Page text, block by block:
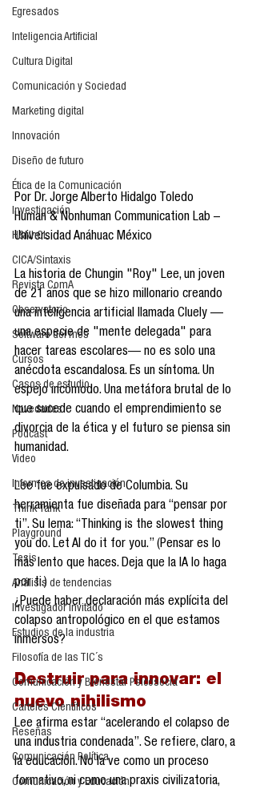
Egresados
Inteligencia Artificial
Cultura Digital
Comunicación y Sociedad
Marketing digital
Innovación
Diseño de futuro
Ética de la Comunicación
Investigación
H&NhCL
CICA/Sintaxis
Revista ComA
Observatorio
Software del mes
Cursos
Casos de estudio
Novedades
Podcast
Video
Informes de investigación
Think Tank
Playground
Tesis
Análisis de tendencias
Investigador Invitado
Estudios de la industria
Filosofía de las TIC´s
Comunicación y Bienestar Psicosocia
Carteles Científicos
Reseñas
Comunicación Política
Comunicación y Educación
Por Dr. Jorge Alberto Hidalgo Toledo
Human & Nonhuman Communication Lab –
Universidad Anáhuac México
La historia de Chungin "Roy" Lee, un joven
de 21 años que se hizo millonario creando
una inteligencia artificial llamada Cluely —
una especie de "mente delegada" para
hacer tareas escolares— no es solo una
anécdota escandalosa. Es un síntoma. Un
espejo incómodo. Una metáfora brutal de lo
que sucede cuando el emprendimiento se
divorcia de la ética y el futuro se piensa sin
humanidad.
Lee fue expulsado de Columbia. Su
herramienta fue diseñada para “pensar por
ti”. Su lema: “Thinking is the slowest thing
you do. Let AI do it for you.” (Pensar es lo
más lento que haces. Deja que la IA lo haga
por ti.)
¿Puede haber declaración más explícita del
colapso antropológico en el que estamos
inmersos?
Destruir para innovar: el
nuevo nihilismo
Lee afirma estar “acelerando el colapso de
una industria condenada”. Se refiere, claro, a
la educación. No la ve como un proceso
formativo, ni como una praxis civilizatoria,